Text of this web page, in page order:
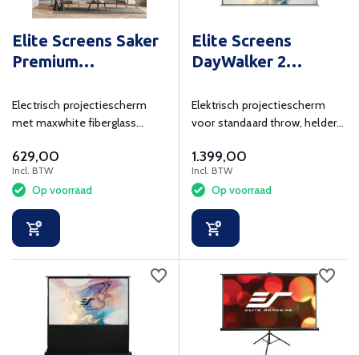
Elite Screens Saker
Premium
Electrisch projectiescherm
met maxwhite fiberglass
629,00
Incl. BTW
Op voorraad
Elite Screens
DayWalker 2
inch
Elektrisch projectiescherm
voor standaard throw, helder
1.399,00
Incl. BTW
Op voorraad